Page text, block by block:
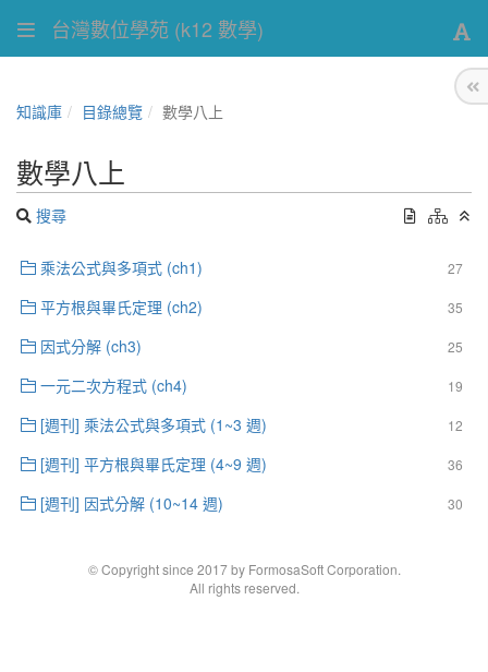
台灣數位學苑 (k12 數學)
知識庫 目錄總覽 數學八上
數學八上
搜尋
27
乘法公式與多項式 (ch1)
35
平方根與畢氏定理 (ch2)
25
因式分解 (ch3)
19
一元二次方程式 (ch4)
12
[週刊] 乘法公式與多項式 (1~3 週)
36
[週刊] 平方根與畢氏定理 (4~9 週)
30
[週刊] 因式分解 (10~14 週)
© Copyright since 2017 by FormosaSoft Corporation.
All rights reserved.